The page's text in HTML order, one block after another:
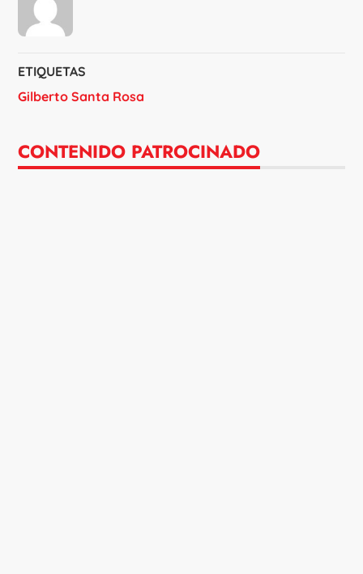
ETIQUETAS
Gilberto Santa Rosa
CONTENIDO PATROCINADO